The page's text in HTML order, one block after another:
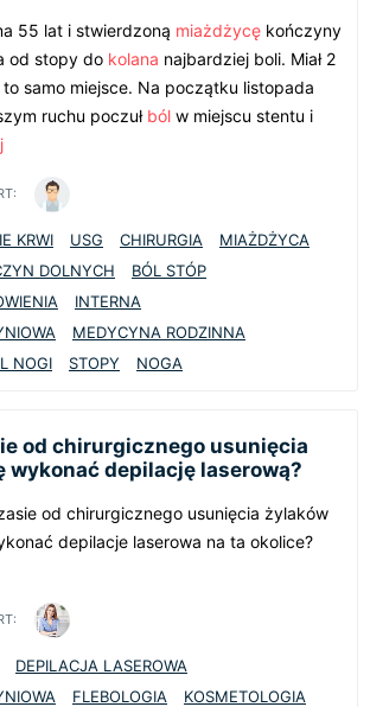
55 lat i stwierdzoną miażdżycę kończyny
od stopy do kolana najbardziej boli. Miał 2
samo miejsce. Na początku listopada
ruchu poczuł ból w miejscu stentu i
KRWI USG CHIRURGIA
MIAŻDŻYCA
DOLNYCH
BÓL STÓP
INTERNA
MEDYCYNA RODZINNA
NOGI STOPY NOGA
od chirurgicznego usunięcia
wykonać depilację laserową?
od chirurgicznego usunięcia żylaków
depilacje laserowa na ta okolice?
DEPILACJA LASEROWA
FLEBOLOGIA
KOSMETOLOGIA